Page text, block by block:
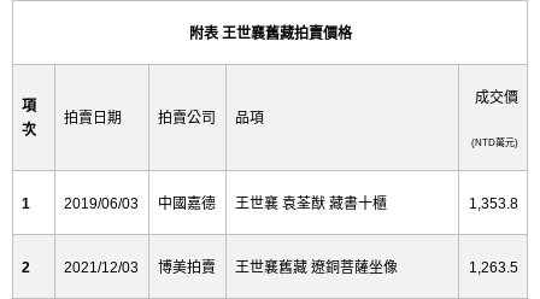
附表 王世襄舊藏拍賣價格
項
次
拍賣日期 拍賣公司 品項
成交價
(NTD萬元)
1 2019/06/03 中國嘉德 王世襄 袁荃猷 藏書十櫃 1,353.8
2 2021/12/03 博美拍賣 王世襄舊藏 遼銅菩薩坐像 1,263.5